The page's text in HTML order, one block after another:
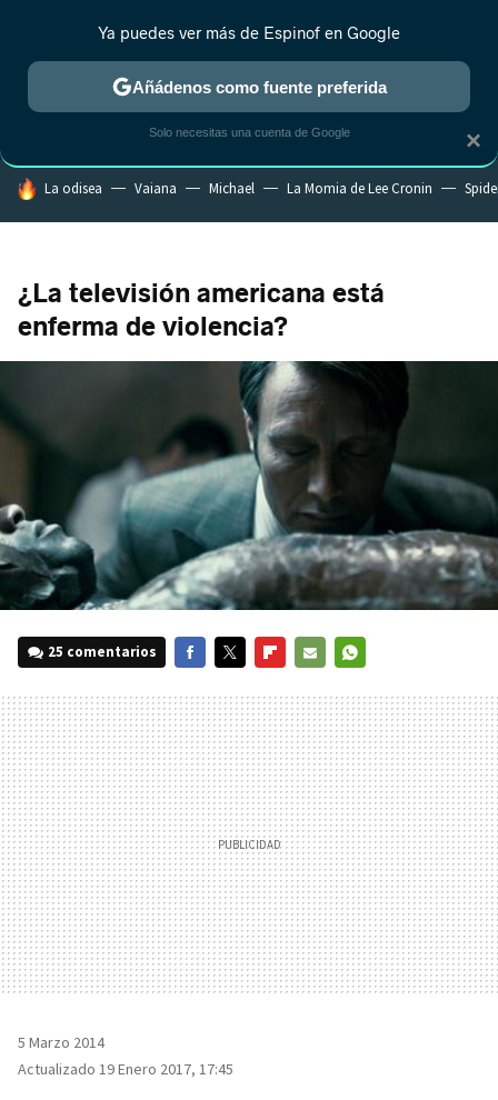
ESTRENOS REALITY ANIME RANKINGS CINE
HOY SE HABLA DE
La odisea Vaiana Michael La Momia de Lee Cronin
¿La televisión americana está
enferma de violencia?
25 comentarios
MAIL
5 Marzo 2014
Actualizado 19 Enero 2017, 17:45
×
Ya puedes ver más de Espinof en Google
Añádenos como fuente preferida
Solo necesitas una cuenta de Google